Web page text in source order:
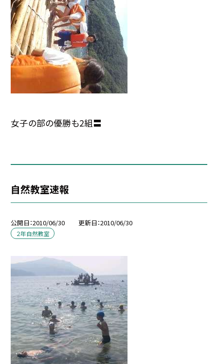
女子の部の優勝も2組〓
自然教室速報
公開日 2010/06/30 更新日 2010/06/30
２年自然教室